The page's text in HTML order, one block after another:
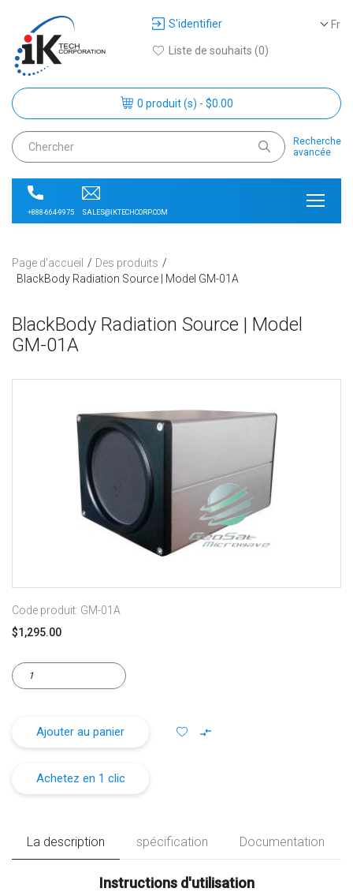
Fr
S'identifier
Liste de souhaits (0)
0 produit (s) - $0.00
Recherche
avancée
+888-664-9975 SALES@IKTECHCORP.COM
Page d'accueil
Des produits
BlackBody Radiation Source | Model GM-01A
BlackBody Radiation Source | Model
GM-01A
Code produit: GM-01A
$1,295.00
Ajouter au panier
Achetez en 1 clic
La description spécification Documentation
Instructions d'utilisation